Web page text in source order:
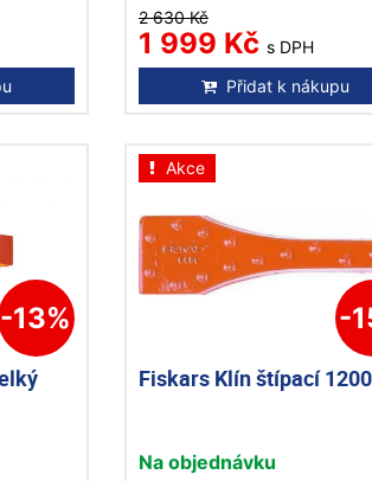
2 630 Kč
1 999 Kč s DPH
Přidat k nákupu
-13%
Akce
-
Fiskars Klín štípací
Na objednávku